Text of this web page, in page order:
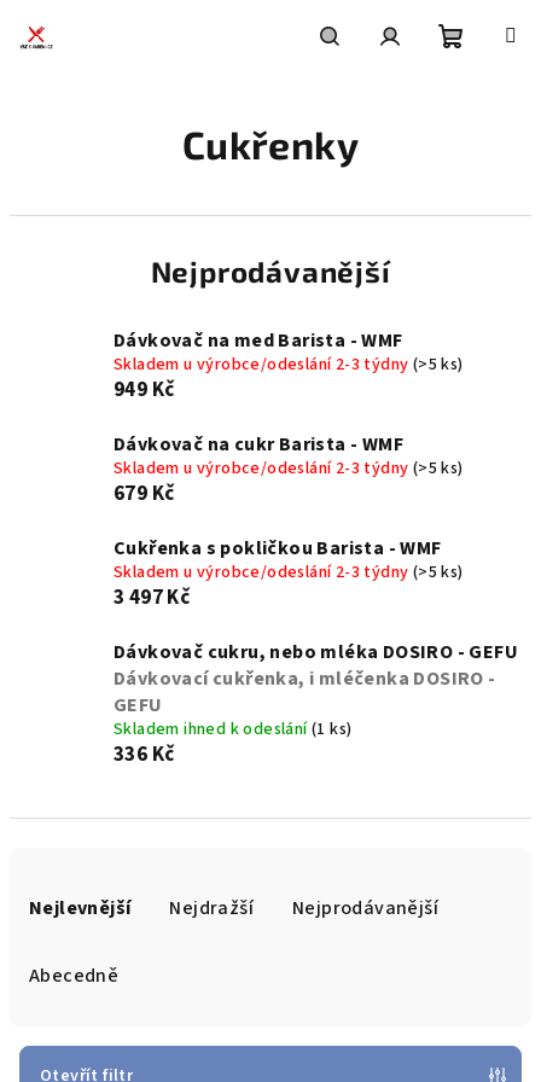
Cukřenky
Nejprodávanější
Dávkovač na med Barista - WMF
Skladem u výrobce/odeslání 2-3 týdny (>5 ks)
949 Kč
Dávkovač na cukr Barista - WMF
Skladem u výrobce/odeslání 2-3 týdny (>5 ks)
679 Kč
Cukřenka s pokličkou Barista - WMF
Skladem u výrobce/odeslání 2-3 týdny (>5 ks)
3 497 Kč
Dávkovač cukru, nebo mléka DOSIRO - GEFU
Dávkovací cukřenka, i mléčenka DOSIRO -
GEFU
Skladem ihned k odeslání(1 ks)
336 Kč
Nejlevnější Nejdražší Nejprodávanější
Abecedně
Otevřít filtr